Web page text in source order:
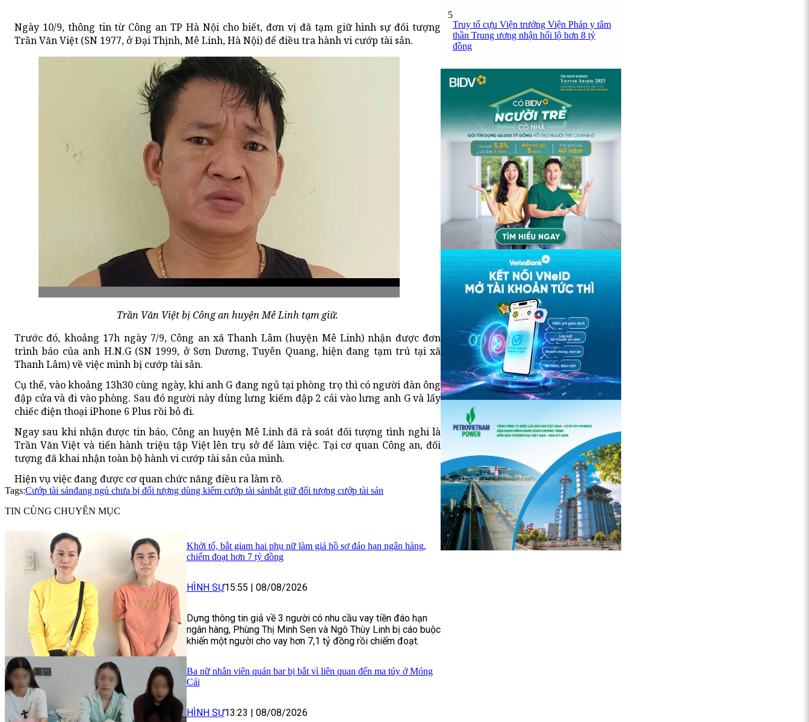
Ngày 10/9, thông tin từ Công an TP Hà Nội cho biết, đơn vị đã tạm giữ hình sự đối tượng
Trần Văn Việt (SN 1977, ở Đại Thịnh, Mê Linh, Hà Nội) để điều tra hành vi cướp tài sản.
Trần Văn Việt bị Công an huyện Mê Linh tạm giữ.
Trước đó, khoảng 17h ngày 7/9, Công an xã Thanh Lâm (huyện Mê Linh) nhận được đơn
trình báo của anh H.N.G (SN 1999, ở Sơn Dương, Tuyên Quang, hiện đang tạm trú tại xã
Thanh Lâm) về việc mình bị cướp tài sản.
Cụ thể, vào khoảng 13h30 cùng ngày, khi anh G đang ngủ tại phòng trọ thì có người đàn ông
đập cửa và đi vào phòng. Sau đó người này dùng lưng kiếm đập 2 cái vào lưng anh G và lấy
chiếc điện thoại iPhone 6 Plus rồi bỏ đi.
Ngay sau khi nhận được tin báo, Công an huyện Mê Linh đã rà soát đối tượng tình nghi là
Trần Văn Việt và tiến hành triệu tập Việt lên trụ sở để làm việc. Tại cơ quan Công an, đối
tượng đã khai nhận toàn bộ hành vi cướp tài sản của mình.
Hiện vụ việc đang được cơ quan chức năng điều ra làm rõ.
Tags:Cướp tài sảnđang ngủ chưa bị đối tượng dùng kiếm cướp tài sảnbắt giữ đối tượng cướp tài sản
TIN CÙNG CHUYÊN MỤC
Khởi tố, bắt giam hai phụ nữ làm giả hồ sơ đáo hạn ngân hàng,
chiếm đoạt hơn 7 tỷ đồng
HÌNH SỰ15:55 08/08/2026
Dựng thông tin giả về 3 người có nhu cầu vay tiền đáo hạn
ngân hàng, Phùng Thị Minh Sen và Ngô Thùy Linh bị cáo buộc
khiến một người cho vay hơn 7,1 tỷ đồng rồi chiếm đoạt.
Ba nữ nhân viên quán bar bị bắt vì liên quan đến ma túy ở Móng
Cái
HÌNH SỰ13:23 08/08/2026
5
Truy tố cựu Viện trưởng Viện Pháp y tâm
thần Trung ương nhận hối lộ hơn 8 tỷ
đồng